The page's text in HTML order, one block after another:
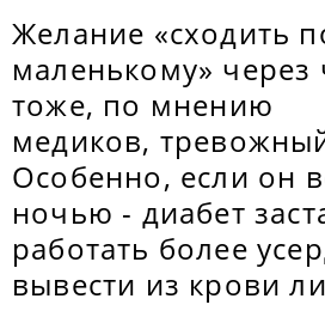
Желание «сходить
маленькому» через
тоже, по мнению
медиков,
Особенно, если он
ночью - диабет
работать более
вывести из крови